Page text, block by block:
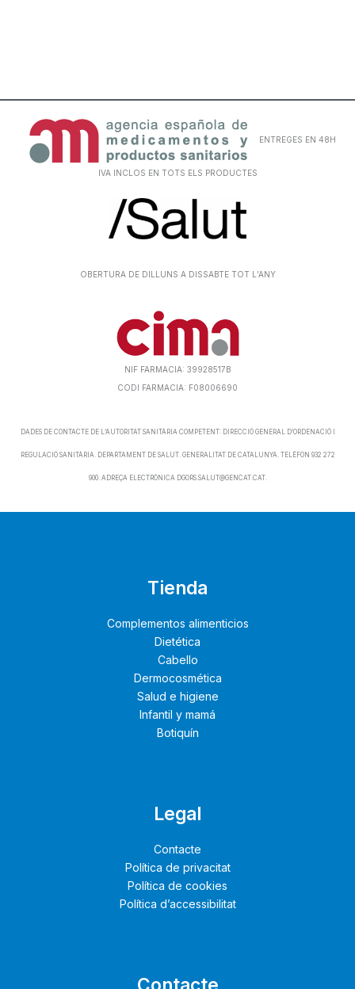
ENTREGES EN 48H
IVA INCLOS EN TOTS ELS PRODUCTES
OBERTURA DE DILLUNS A DISSABTE TOT L’ANY
NIF FARMACIA: 39928517B
CODI FARMACIA: F08006690
DADES DE CONTACTE DE L’AUTORITAT SANITÀRIA COMPETENT: DIRECCIÓ GENERAL D’ORDENACIÓ I
REGULACIÓ SANITÀRIA. DEPARTAMENT DE SALUT. GENERALITAT DE CATALUNYA. TELÈFON 932 272
900. ADREÇA ELECTRÒNICA DGORS.SALUT@GENCAT.CAT.
Tienda
Complementos alimenticios
Dietética
Cabello
Dermocosmética
Salud e higiene
Infantil y mamá
Botiquín
Legal
Contacte
Política de privacitat
Política de cookies
Política d’accessibilitat